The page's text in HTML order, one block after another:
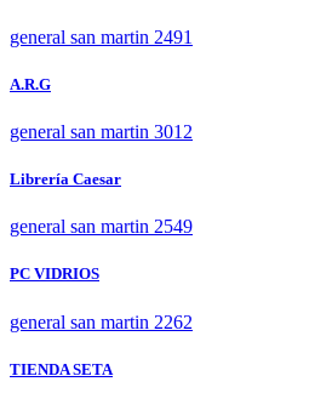
general san martin 2491
A.R.G
general san martin 3012
Librería Caesar
general san martin 2549
PC VIDRIOS
general san martin 2262
TIENDA SETA